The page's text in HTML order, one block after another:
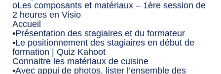
oLes composants et matériaux – 1ère session de
2 heures en Visio
Accueil
•Présentation des stagiaires et du formateur
•Le positionnement des stagiaires en début de
formation | Quiz Kahoot
Connaitre les matériaux de cuisine
•Avec appui de photos, lister l’ensemble des